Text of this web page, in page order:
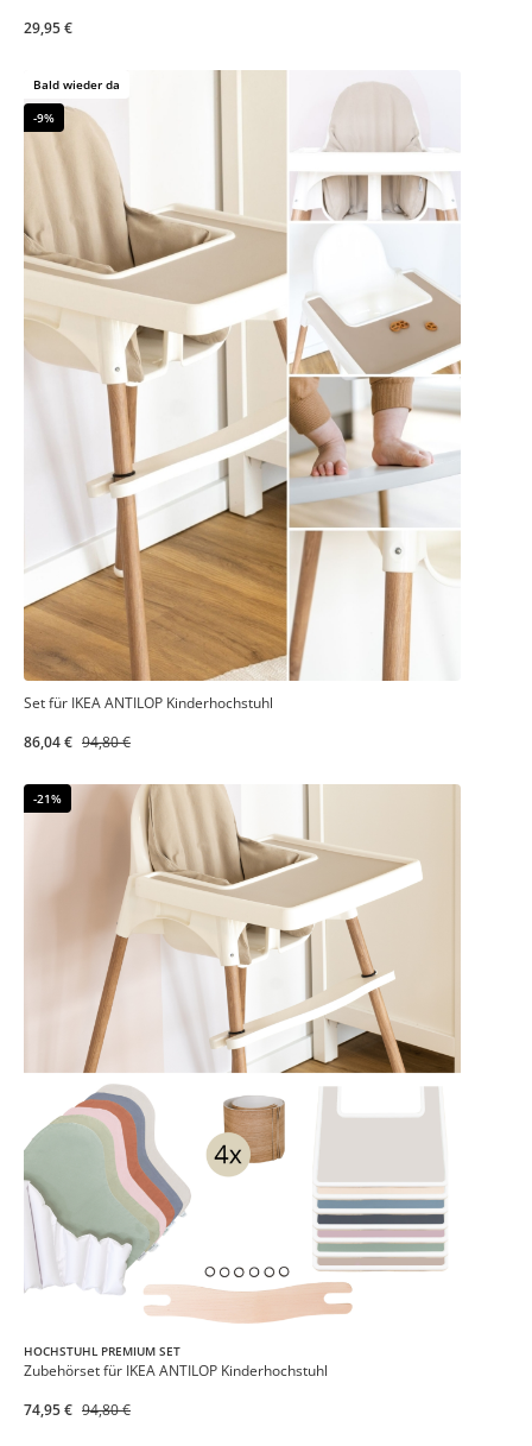
29,95 €
Bald wieder da
-9%
Set für IKEA ANTILOP Kinderhochstuhl
86,04 € 94,80 €
-21%
HOCHSTUHL PREMIUM SET
Zubehörset für IKEA ANTILOP Kinderhochstuhl
74,95 € 94,80 €